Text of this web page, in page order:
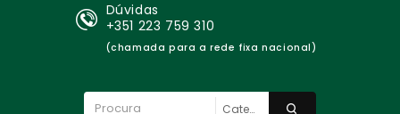
Dúvidas
+351 223 759 310
(chamada para a rede fixa nacional)